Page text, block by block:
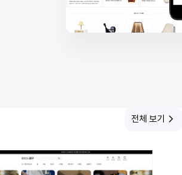
전체 보기